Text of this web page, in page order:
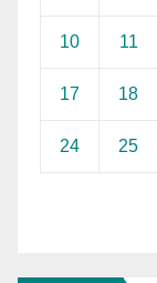
10 11
17 18
24 25